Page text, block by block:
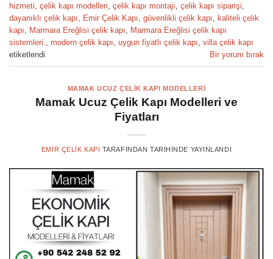
hizmeti çelik kapı modelleri çelik kapı montajı çelik kapı siparişi
dayanıklı çelik kapı
Emir Çelik Kapı güvenlikli çelik kapı
kaliteli çelik
kapı
Marmara Ereğlisi çelik kapı
Marmara Ereğlisi çelik kapı
sistemleri.
modern çelik kapı uygun fiyatlı çelik kapı villa çelik kapı
etiketlendi
Bir yorum bırak
MAMAK UCUZ ÇELIK KAPI MODELLERI
Mamak Ucuz Çelik Kapı Modelleri ve
Fiyatları
EMIR ÇELIK KAPI TARAFINDAN TARIHINDE YAYINLANDI